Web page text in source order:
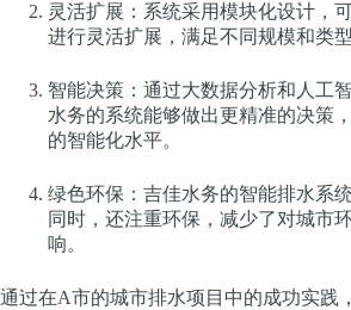
灵活扩展：系统采用模块化设计，
进行灵活扩展，满足不同规模和类
智能决策：通过大数据分析和人工
水务的系统能够做出更精准的决策
的智能化水平。
绿色环保：吉佳水务的智能排水系
同时，还注重环保，减少了对城市
响。
通过在A市的城市排水项目中的成功实践